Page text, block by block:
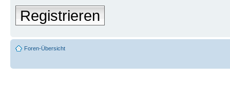
Registrieren
Foren-Übersicht